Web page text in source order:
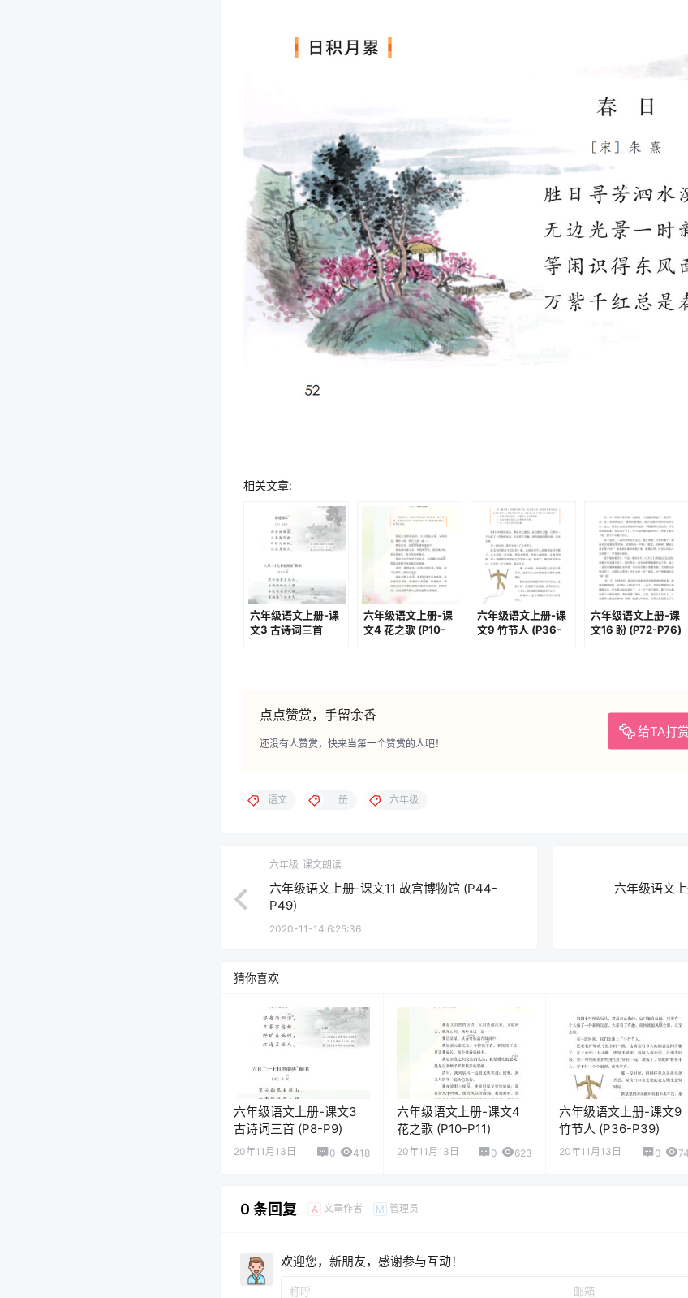
相关文章:
六年级语文上册-课
文3 古诗词三首
六年级语文上册-课
文4 花之歌 (P10-
六年级语文上册-课
文9 竹节人 (P36-
六年级语文上册-课
文16 盼 (P72-P76)
点点赞赏，手留余香
给TA打赏
还没有人赞赏，快来当第一个赞赏的人吧！
语文 上册 六年级
六年级 课文朗读
六年级语文上册-课文11 故宫博物馆 (P44-
P49)
2020-11-14 6:25:36
六年级语文
猜你喜欢
六年级语文上册-课文3
古诗词三首 (P8-P9)
20年11月13日 0 418
六年级语文上册-课文4
花之歌 (P10-P11)
20年11月13日 0 623
六年级语文上册-课文9
竹节人 (P36-P39)
20年11月13日 0
0 条回复 A 文章作者 M 管理员
欢迎您，新朋友，感谢参与互动！